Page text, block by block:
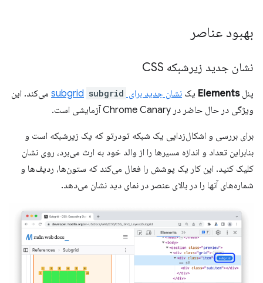
بهبود عناصر
نشان جدید زیرشبکه CSS
پنلElements یک نشان جدید برای subgrid subgrid
می‌کند. این
ویژگی در حال حاضر در Chrome Canary آزمایشی است.
برای بررسی و اشکال‌زدایی یک شبکه تودرتو که یک زیرشبکه است و
بنابراین تعداد و اندازه مسیرها را از والد خود به ارث می‌برد، روی نشان
کلیک کنید. این کار یک پوشش را فعال می‌کند که ستون‌ها، ردیف‌ها و
شماره‌های آنها را در بالای عنصر در نمای دید نشان می‌دهد.